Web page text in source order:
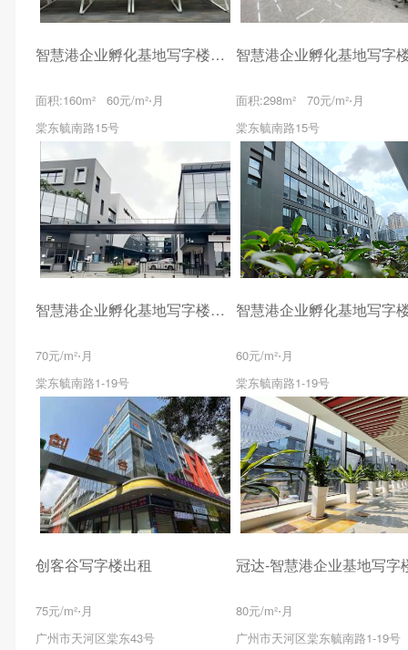
智慧港企业孵化基地写字楼出租
面积:160m² 60元/m²⋅月
棠东毓南路15号
面积:298m² 70元/m²⋅月
棠东毓南路15号
智慧港企业孵化基地写字楼出租
70元/m²⋅月
棠东毓南路1-19号
60元/m²⋅月
棠东毓南路1-19号
创客谷写字楼出租
75元/m²⋅月
广州市天河区棠东43号
80元/m²⋅月
广州市天河区棠东毓南路1-19号